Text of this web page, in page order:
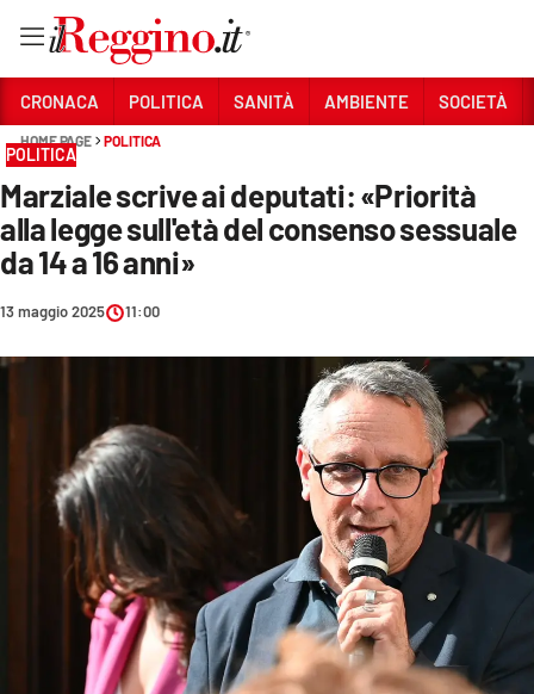
Sezioni
CRONACA
POLITICA
SANITÀ
AMBIENTE
CULTURA
ECONOMIA E LAVORO
EVENTI
SPORT
Streaming
CRONACA POLITICA SANITÀ AMBIENTE SOCIETÀ
HOME PAGE POLITICA
POLITICA
Marziale scrive ai deputati: «Priorità
alla legge sull'età del consenso sessuale
da 14 a 16 anni»
13 maggio 2025 11:00